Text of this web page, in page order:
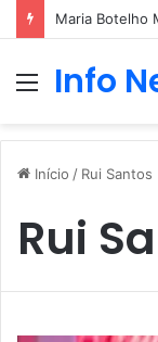
Maria Botelho
Menu
Info
Início / Rui Santos
Rui